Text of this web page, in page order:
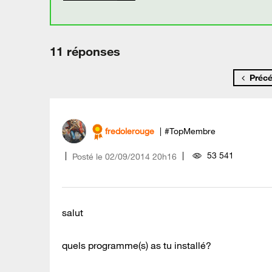
11 réponses
fredolerouge #TopMembre
Posté le ‎02/09/2014 20h16 53 541
salut
quels programme(s) as tu installé?